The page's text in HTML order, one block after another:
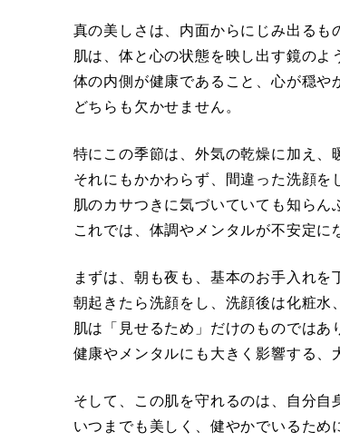
真の美しさは、内面からにじみ出るも
肌は、体と心の状態を映し出す鏡のよ
体の内側が健康であること、心が穏や
どちらも欠かせません。
特にこの季節は、外気の乾燥に加え、
それにもかかわらず、間違った洗顔を
肌のカサつきに気づいていても知らん
これでは、体調やメンタルが不安定に
まずは、朝も夜も、基本のお手入れを
朝起きたら洗顔をし、洗顔後は化粧水
肌は「見せるため」だけのものではあ
健康やメンタルにも大きく影響する、
そして、この肌を守れるのは、自分自
いつまでも美しく、健やかでいるため